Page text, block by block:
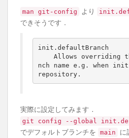
man git-config より
できそうです．
init.defaultBranch
nch name e.g. when
repository.
実際に設定してみます．
git config --global
でデフォルトブランチを main に